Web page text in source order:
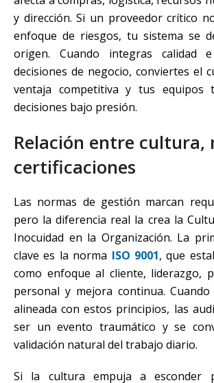
y dirección. Si un proveedor crítico
enfoque de riesgos, tu sistema se
origen. Cuando integras calidad
decisiones de negocio, conviertes el
ventaja competitiva y tus equipos
decisiones bajo presión.
Relación entre cultura,
certificaciones
Las normas de gestión marcan
pero la diferencia real la crea la
Inocuidad en la Organización. La
clave es la norma ISO 9001, que
como enfoque al cliente, liderazgo,
personal y mejora continua.
alineada con estos principios, las
ser un evento traumático y se
validación natural del trabajo diario.
Si la cultura empuja a esconder